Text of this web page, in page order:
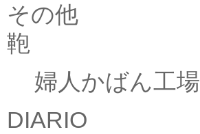
その他
鞄
婦人かばん工場
DIARIO